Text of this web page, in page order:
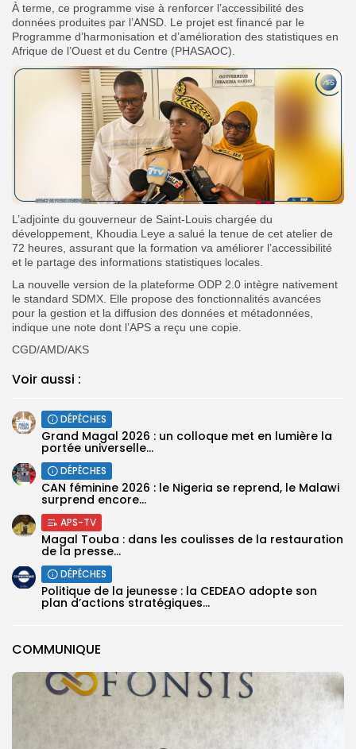
COMMUNIQUE
À terme, ce programme vise à renforcer l’accessibilité des
données produites par l’ANSD. Le projet est financé par le
Programme d’harmonisation et d’amélioration des statistiques en
Afrique de l’Ouest et du Centre (PHASAOC).
L’adjointe du gouverneur de Saint-Louis chargée du
développement, Khoudia Leye a salué la tenue de cet atelier de
72 heures, assurant que la formation va améliorer l’accessibilité
et le partage des informations statistiques locales.
La nouvelle version de la plateforme ODP 2.0 intègre nativement
le standard SDMX. Elle propose des fonctionnalités avancées
pour la gestion et la diffusion des données et métadonnées,
indique une note dont l’APS a reçu une copie.
CGD/AMD/AKS
Voir aussi :
DÉPÊCHES
Grand Magal 2026 : un colloque met en lumière la
portée universelle...
DÉPÊCHES
‎CAN féminine 2026 : le Nigeria se reprend, le Malawi
surprend encore...
APS-TV
Magal Touba : dans les coulisses de la restauration
de la presse...
DÉPÊCHES
Politique de la jeunesse : la CEDEAO adopte son
plan d’actions stratégiques...